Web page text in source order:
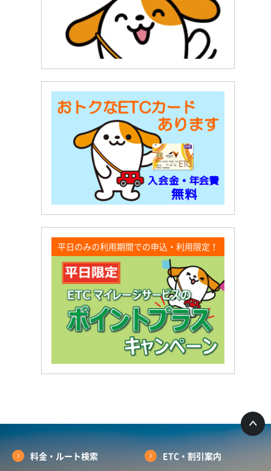
平日のみの利用期間での申込・利用限定！
料金・ルート検索 ETC・割引案内